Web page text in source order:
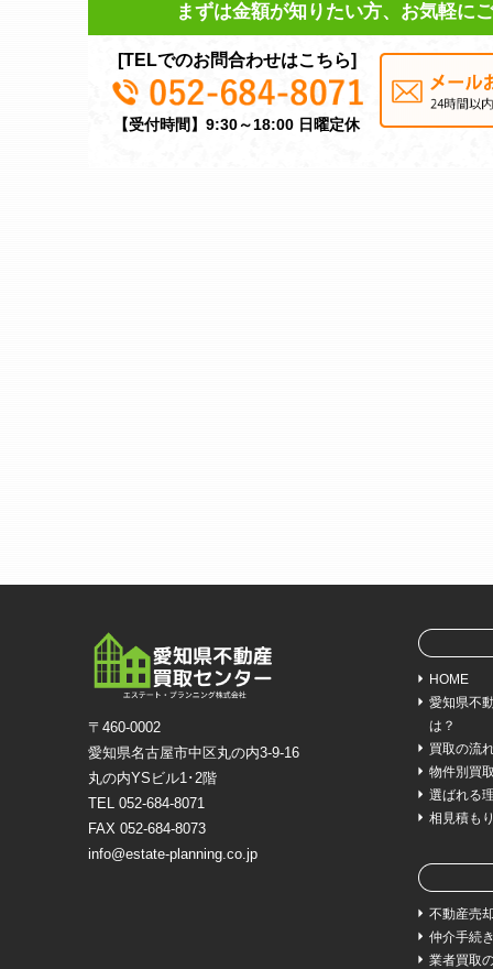
まずは金額が知りたい方、お気軽に
[TELでのお問合わせはこちら]
【受付時間】9:30～18:00 日曜定休
〒460-0002
愛知県名古屋市中区丸の内3-9-16
丸の内YSビル1･2階
TEL 052-684-8071
FAX 052-684-8073
info@estate-planning.co.jp
HOME
愛知県不
は？
買取の流
物件別買
選ばれる
相見積も
不動産売
仲介手続
業者買取